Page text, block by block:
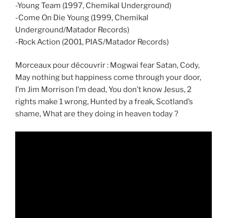
-Young Team (1997, Chemikal Underground)
-Come On Die Young (1999, Chemikal
Underground/Matador Records)
-Rock Action (2001, PIAS/Matador Records)
Morceaux pour découvrir : Mogwai fear Satan, Cody,
May nothing but happiness come through your door,
I’m Jim Morrison I’m dead, You don’t know Jesus, 2
rights make 1 wrong, Hunted by a freak, Scotland’s
shame, What are they doing in heaven today ?